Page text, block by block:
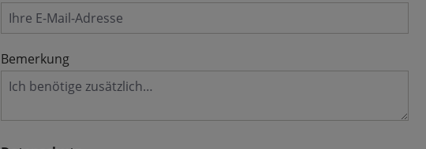
Bemerkung